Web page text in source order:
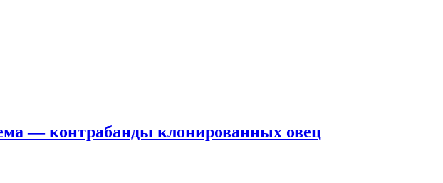
— контрабанды клонированных овец